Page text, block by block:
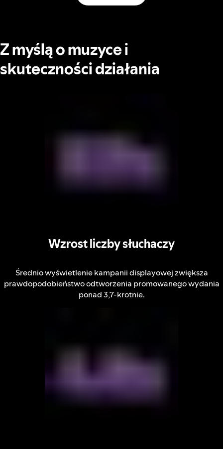
Z myślą o muzyce i
skuteczności działania
Wzrost liczby słuchaczy
Średnio wyświetlenie kampanii displayowej zwiększa
prawdopodobieństwo odtworzenia promowanego wydania
ponad 3,7-krotnie.